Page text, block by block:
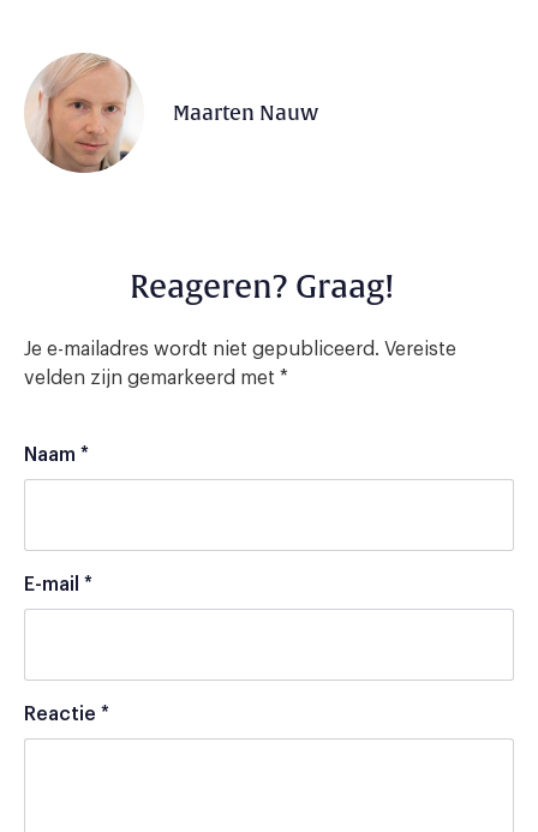
Maarten Nauw
Reageren? Graag!
Je e-mailadres wordt niet gepubliceerd. Vereiste
velden zijn gemarkeerd met *
Naam *
E-mail *
Reactie *